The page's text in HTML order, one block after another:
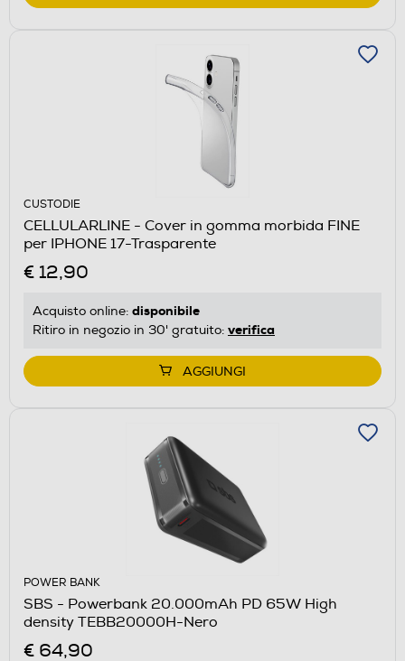
CUSTODIE
CELLULARLINE - Cover in gomma morbida FINE
per IPHONE 17-Trasparente
€ 12,90
Acquisto online: disponibile
Ritiro in negozio in 30' gratuito: verifica
AGGIUNGI
POWER BANK
SBS - Powerbank 20.000mAh PD 65W High
density TEBB20000H-Nero
€ 64,90